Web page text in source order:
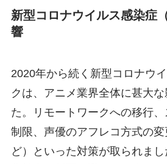
新型コロナウイルス感染症
響
2020年から続く新型コロナウ
クは、アニメ業界全体に甚大
た。リモートワークへの移行
制限、声優のアフレコ方式の
ど）といった対策が取られま